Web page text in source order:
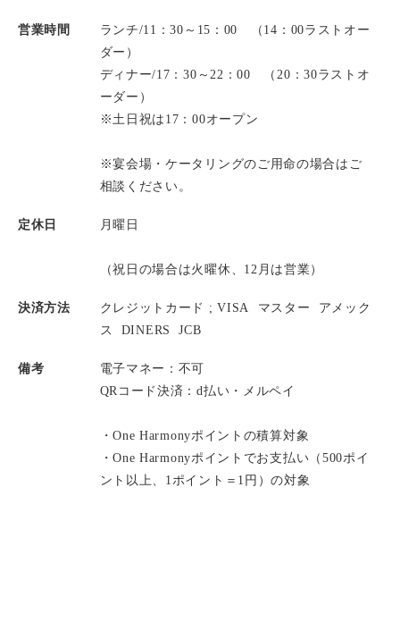
営業時間
ランチ/11：30～15：00 （14：00ラストオー
ダー）
ディナー/17：30～22：00 （20：30ラストオ
ーダー）
※土日祝は17：00オープン
※宴会場・ケータリングのご用命の場合はご
相談ください。
定休日 月曜日
（祝日の場合は火曜休、12月は営業）
決済方法 クレジットカード ; VISA マスター
アメック
ス
DINERS JCB
備考
電子マネー：不可
QRコード決済：d払い・メルペイ
・One Harmonyポイントの積算対象
・One Harmonyポイントでお支払い（500ポイ
ント以上、1ポイント＝1円）の対象